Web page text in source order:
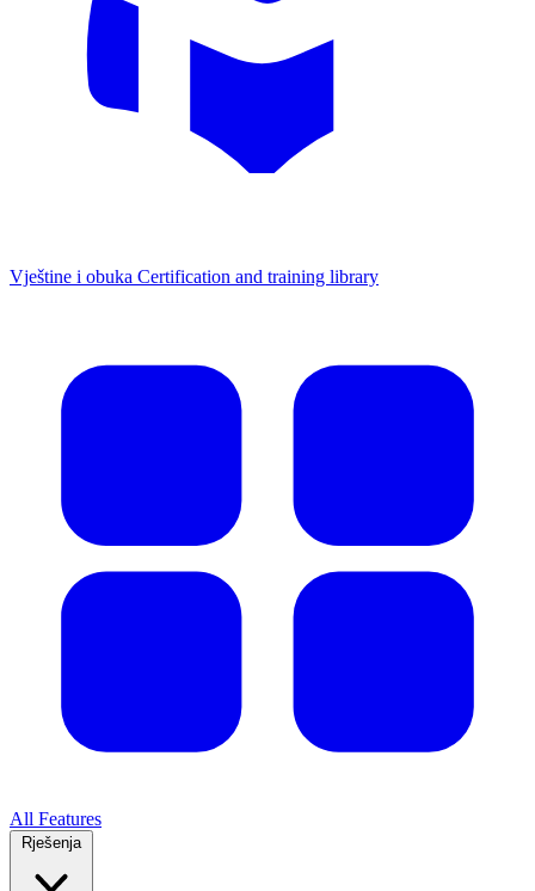
Vještine i obuka Certification and training library
All Features
Rješenja